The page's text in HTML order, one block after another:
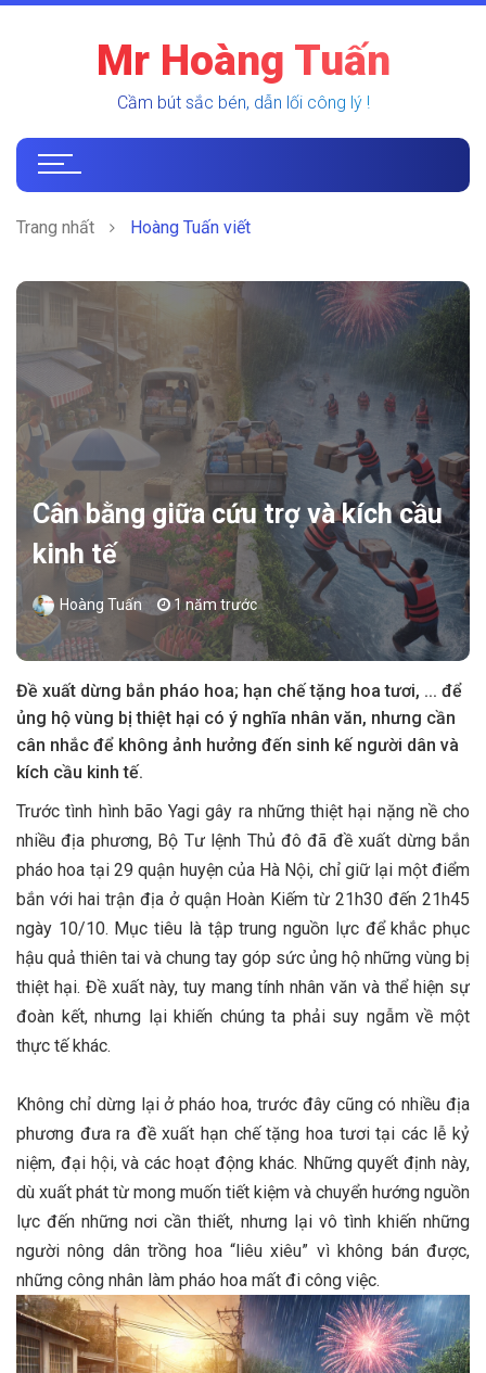
Mr Hoàng Tuấn
Cầm bút sắc bén, dẫn lối công lý !
Trang nhất Hoàng Tuấn viết
Cân bằng giữa cứu trợ và kích cầu
kinh tế
Hoàng Tuấn 1 năm trước
Đề xuất dừng bắn pháo hoa; hạn chế tặng hoa tươi, ... để
ủng hộ vùng bị thiệt hại có ý nghĩa nhân văn, nhưng cần
cân nhắc để không ảnh hưởng đến sinh kế người dân và
kích cầu kinh tế.
Trước tình hình bão Yagi gây ra những thiệt hại nặng nề cho
nhiều địa phương, Bộ Tư lệnh Thủ đô đã đề xuất dừng bắn
pháo hoa tại 29 quận huyện của Hà Nội, chỉ giữ lại một điểm
bắn với hai trận địa ở quận Hoàn Kiếm từ 21h30 đến 21h45
ngày 10/10. Mục tiêu là tập trung nguồn lực để khắc phục
hậu quả thiên tai và chung tay góp sức ủng hộ những vùng bị
thiệt hại. Đề xuất này, tuy mang tính nhân văn và thể hiện sự
đoàn kết, nhưng lại khiến chúng ta phải suy ngẫm về một
thực tế khác.
Không chỉ dừng lại ở pháo hoa, trước đây cũng có nhiều địa
phương đưa ra đề xuất hạn chế tặng hoa tươi tại các lễ kỷ
niệm, đại hội, và các hoạt động khác. Những quyết định này,
dù xuất phát từ mong muốn tiết kiệm và chuyển hướng nguồn
lực đến những nơi cần thiết, nhưng lại vô tình khiến những
người nông dân trồng hoa “liêu xiêu” vì không bán được,
những công nhân làm pháo hoa mất đi công việc.